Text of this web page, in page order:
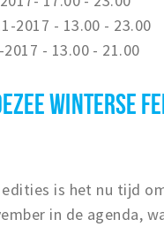
2017 - 13.00 - 23.00
- 13.00 - 21.00
WINTERSE
edities is het nu tijd
in de agenda,